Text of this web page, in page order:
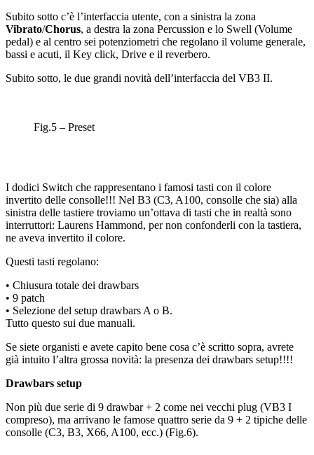
Subito sotto c’è l’interfaccia utente, con a sinistra la zona
Vibrato/Chorus, a destra la zona Percussion e lo Swell (Volume
pedal) e al centro sei potenziometri che regolano il volume generale,
bassi e acuti, il Key click, Drive e il reverbero.
Subito sotto, le due grandi novità dell’interfaccia del VB3 II.
Fig.5 – Preset
I dodici Switch che rappresentano i famosi tasti con il colore
invertito delle consolle!!! Nel B3 (C3, A100, consolle che sia) alla
sinistra delle tastiere troviamo un’ottava di tasti che in realtà sono
interruttori: Laurens Hammond, per non confonderli con la tastiera,
ne aveva invertito il colore.
Questi tasti regolano:
• Chiusura totale dei drawbars
• 9 patch
• Selezione del setup drawbars A o B.
Tutto questo sui due manuali.
Se siete organisti e avete capito bene cosa c’è scritto sopra, avrete
già intuito l’altra grossa novità: la presenza dei drawbars setup!!!!
Drawbars setup
Non più due serie di 9 drawbar + 2 come nei vecchi plug (VB3 I
compreso), ma arrivano le famose quattro serie da 9 + 2 tipiche delle
consolle (C3, B3, X66, A100, ecc.) (Fig.6).